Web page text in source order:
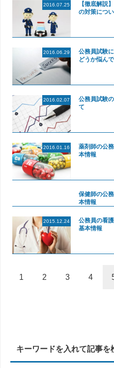
2016.07.25
【徹底解説
の対策につ
2016.06.29
公務員試験
どうか悩ん
2016.02.07
公務員試験
て
2016.01.16
薬剤師の公
本情報
保健師の公
本情報
2015.12.24
公務員の看
基本情報
1 2 3 4
キーワードを入れて記事を